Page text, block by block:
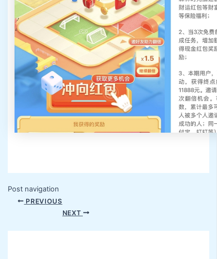
Post navigation
PREVIOUS
NEXT